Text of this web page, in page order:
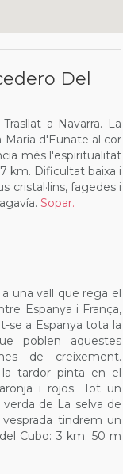
Del
Trasllat a Navarra. La
d'Eunate al cor
més l'espiritualitat
km. Dificultat baixa i
cristal·lins, fagedes i
Sopar.
una vall que rega el
Espanya i França,
se a Espanya tota la
poblen aquestes
de creixement.
la tardor pinta en el
i rojos. Tot un
de La selva de
tindrem un
Cubo: 3 km. 50 m